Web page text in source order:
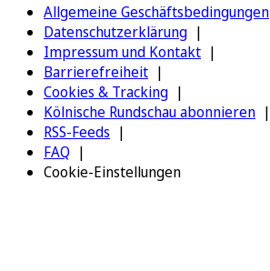
Allgemeine Geschäftsbedingungen
Datenschutzerklärung
Impressum und Kontakt
Barrierefreiheit
Cookies & Tracking
Kölnische Rundschau abonnieren
RSS-Feeds
FAQ
Cookie-Einstellungen